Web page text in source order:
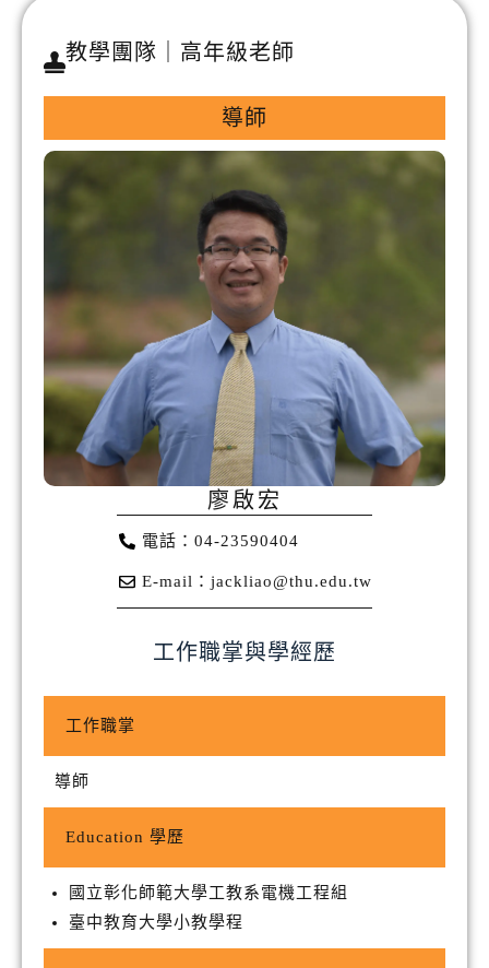
教學團隊｜高年級老師
導師
廖啟宏
電話：04-23590404
E-mail：jackliao@thu.edu.tw
工作職掌與學經歷
工作職掌
導師
Education 學歷
國立彰化師範大學工教系電機工程組
臺中教育大學小教學程